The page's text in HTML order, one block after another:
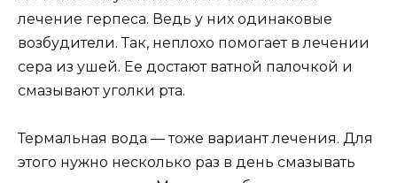
лечение герпеса. Ведь у них одинаковые
возбудители. Так, неплохо помогает в лечении
сера из ушей. Ее достают ватной палочкой и
смазывают уголки рта.
Термальная вода — тоже вариант лечения. Для
этого нужно несколько раз в день смазывать